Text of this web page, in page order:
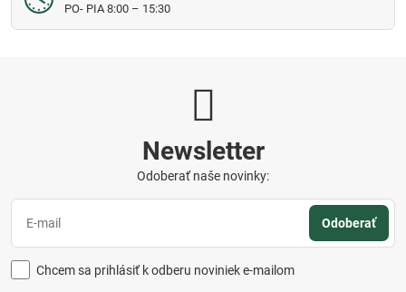
PO- PIA 8:00 – 15:30
Newsletter
Odoberať naše novinky:
Odoberať
Chcem sa prihlásiť k odberu noviniek e-mailom